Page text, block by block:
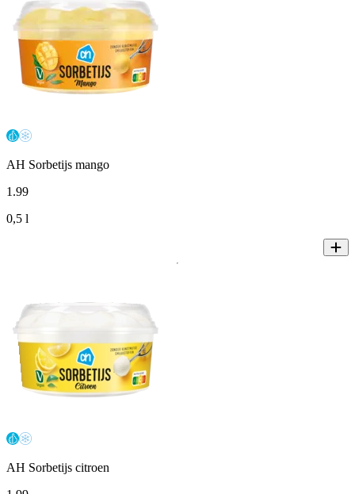
AH Sorbetijs mango
1 .99
0,5 l
AH Sorbetijs citroen